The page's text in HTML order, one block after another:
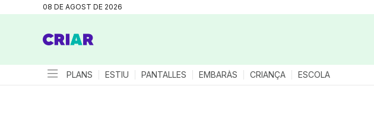
08 DE AGOST DE 2026
PLANS ESTIU PANTALLES EMBARÀS CRIANÇA ESCOLA